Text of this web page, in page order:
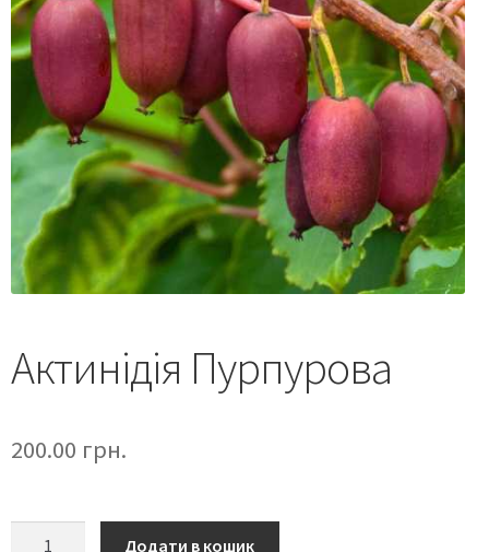
Актинідія Пурпурова
200.00 грн.
Додати в кошик